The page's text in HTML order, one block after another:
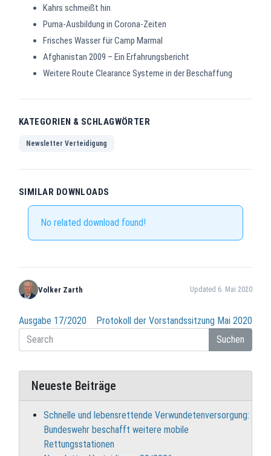
Kahrs schmeißt hin
Puma-Ausbildung in Corona-Zeiten
Frisches Wasser für Camp Marmal
Afghanistan 2009 – Ein Erfahrungsbericht
Weitere Route Clearance Systeme in der Beschaffung
KATEGORIEN & SCHLAGWÖRTER
Newsletter Verteidigung
SIMILAR DOWNLOADS
No related download found!
Volker Zarth Updated 6. Mai 2020
Beitragsnavigation
Ausgabe 17/2020
Protokoll der Vorstandssitzung Mai 2020
Suchen
Neueste Beiträge
Schnelle und lebensrettende Verwundetenversorgung:
Bundeswehr beschafft weitere mobile
Rettungsstationen